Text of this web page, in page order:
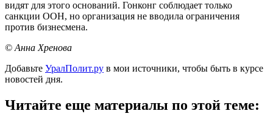
видят для этого оснований. Гонконг соблюдает только
санкции ООН, но организация не вводила ограничения
против бизнесмена.
© Анна Хренова
Добавьте УралПолит.ру в мои источники, чтобы быть в курсе
новостей дня.
Читайте еще материалы по этой теме: